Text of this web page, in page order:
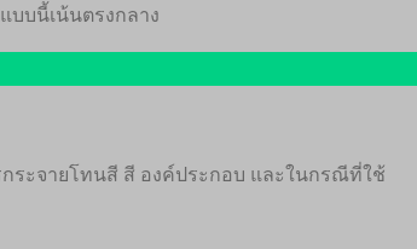
บบนี้เน้นตรงกลาง
ระจายโทนสี สี องค์ประกอบ และในกรณีที่ใช้